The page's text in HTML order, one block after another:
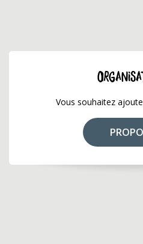
Vous souhaitez